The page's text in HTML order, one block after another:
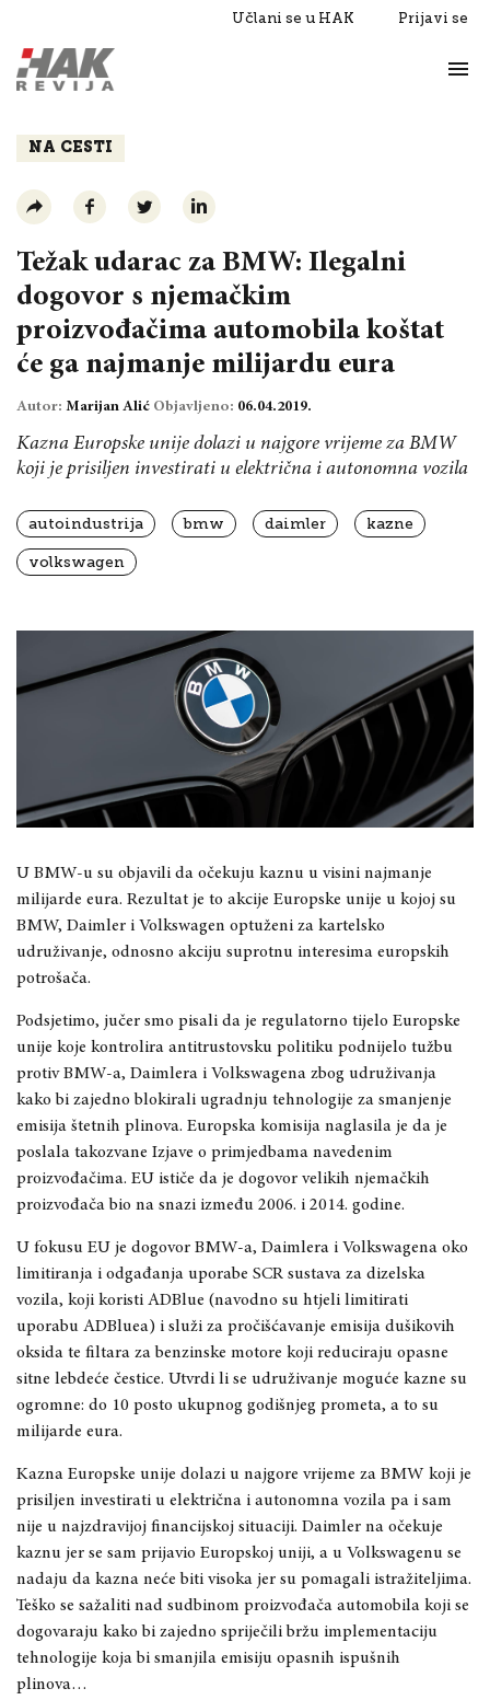
Učlani se u HAK Prijavi se
Razgovori
NA CESTI
Težak udarac za BMW: Ilegalni
dogovor s njemačkim
proizvođačima automobila koštat
će ga najmanje milijardu eura
Autor: Marijan Alić Objavljeno: 06.04.2019.
Kazna Europske unije dolazi u najgore vrijeme za BMW
koji je prisiljen investirati u električna i autonomna vozila
autoindustrija bmw daimler kazne
volkswagen
U BMW-u su objavili da očekuju kaznu u visini najmanje
milijarde eura. Rezultat je to akcije Europske unije u kojoj su
BMW, Daimler i Volkswagen optuženi za kartelsko
udruživanje, odnosno akciju suprotnu interesima europskih
potrošača.
Podsjetimo, jučer smo pisali da je regulatorno tijelo Europske
unije koje kontrolira antitrustovsku politiku podnijelo tužbu
protiv BMW-a, Daimlera i Volkswagena zbog udruživanja
kako bi zajedno blokirali ugradnju tehnologije za smanjenje
emisija štetnih plinova. Europska komisija naglasila je da je
poslala takozvane Izjave o primjedbama navedenim
proizvođačima. EU ističe da je dogovor velikih njemačkih
proizvođača bio na snazi između 2006. i 2014. godine.
U fokusu EU je dogovor BMW-a, Daimlera i Volkswagena oko
limitiranja i odgađanja uporabe SCR sustava za dizelska
vozila, koji koristi ADBlue (navodno su htjeli limitirati
uporabu ADBluea) i služi za pročišćavanje emisija dušikovih
oksida te filtara za benzinske motore koji reduciraju opasne
sitne lebdeće čestice. Utvrdi li se udruživanje moguće kazne su
ogromne: do 10 posto ukupnog godišnjeg prometa, a to su
milijarde eura.
Kazna Europske unije dolazi u najgore vrijeme za BMW koji je
prisiljen investirati u električna i autonomna vozila pa i sam
nije u najzdravijoj financijskoj situaciji. Daimler na očekuje
kaznu jer se sam prijavio Europskoj uniji, a u Volkswagenu se
nadaju da kazna neće biti visoka jer su pomagali istražiteljima.
Teško se sažaliti nad sudbinom proizvođača automobila koji se
dogovaraju kako bi zajedno spriječili bržu implementaciju
tehnologije koja bi smanjila emisiju opasnih ispušnih
plinova…